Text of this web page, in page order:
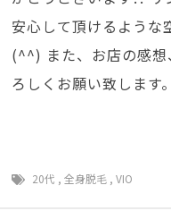
安心して頂けるような
(^^) また、お店の感想
ろしくお願い致します。
20代 ,全身脱毛 ,VIO